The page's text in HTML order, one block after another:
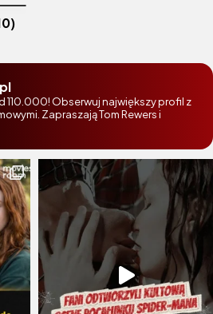
110.000! Obserwuj największy profil z
Zapraszają Tom Rewers i